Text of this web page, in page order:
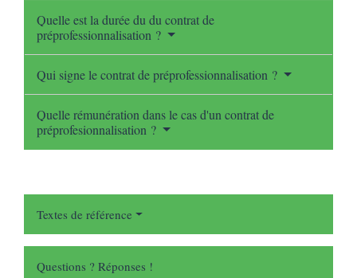
Quelle est la durée du du contrat de
préprofessionnalisation ?
Qui signe le contrat de préprofessionnalisation ?
Quelle rémunération dans le cas d'un contrat de
préprofesionnalisation ?
Textes de référence
Questions ? Réponses !